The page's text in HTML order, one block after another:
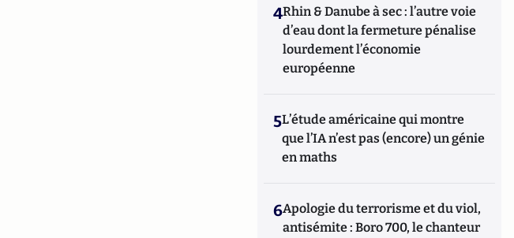
4Rhin & Danube à sec : l’autre voie
d’eau dont la fermeture pénalise
lourdement l’économie
européenne
5L’étude américaine qui montre
que l’IA n’est pas (encore) un génie
en maths
6Apologie du terrorisme et du viol,
antisémite : Boro 700, le chanteur